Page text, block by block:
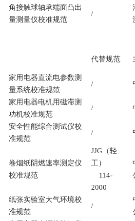
角接触球轴承端面凸出
量测量仪校准规范
/
代替规范
家用电器直流电参数测
量系统校准规范
/
家用电器电机用磁滞测
功机校准规范
/
安全性能综合测试仪校
准规范
/
卷烟纸阴燃速率测定仪
校准规范
JJG （轻
工）
114-
2000
纸张实验室大气环境校
准规范
/